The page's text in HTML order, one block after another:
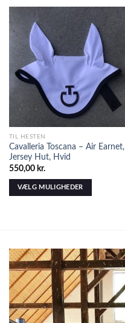
TIL HESTEN
Cavalleria Toscana – Air Earnet,
Jersey Hut, Hvid
550,00 kr.
VÆLG MULIGHEDER